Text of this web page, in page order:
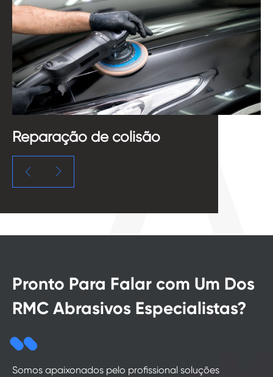
Reparação de colisão
 
Pronto Para Falar com Um Dos
RMC Abrasivos Especialistas?
Somos apaixonados pelo profissional soluções